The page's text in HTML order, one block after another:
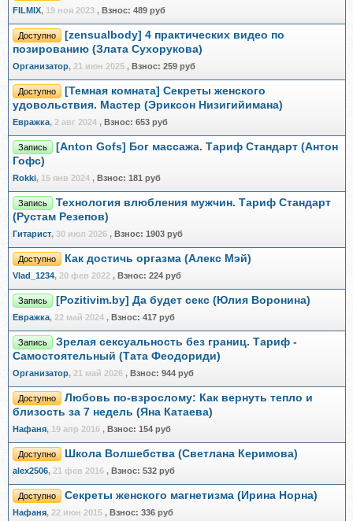
FILMIX, 19 ноя 2023 , Взнос: 489 руб
Доступно
[zensualbody] 4 практических видео по
позированию (Злата Сухорукова)
Организатор, 21 июн 2025 , Взнос: 259 руб
Доступно
[Темная комната] Секреты женского
удовольствия. Мастер (Эриксон Низигийимана)
Евражкa, 2 авг 2024 , Взнос: 653 руб
Запись
[Anton Gofs] Бог массажа. Тариф Стандарт (Антон
Гофс)
Rokki, 15 янв 2024 , Взнос: 181 руб
Запись
Технология влюбления мужчин. Тариф Стандарт
(Рустам Резепов)
Гитарист, 30 июл 2026 , Взнос: 1903 руб
Доступно Как достичь оргазма (Алекс Мэй)
Vlad_1234, 20 фев 2022 , Взнос: 224 руб
Запись [Pozitivim.by] Да будет секс (Юлия Воронина)
Евражкa, 22 май 2024 , Взнос: 417 руб
Запись
Зрелая сексуальность без границ. Тариф -
Самостоятельный (Тата Феодориди)
Организатор, 21 май 2026 , Взнос: 944 руб
Доступно
Любовь по-взрослому: Как вернуть тепло и
близость за 7 недель (Яна Катаева)
Нафаня, 19 апр 2016 , Взнос: 154 руб
Доступно Школа Волшебства (Светлана Керимова)
alex2506, 21 фев 2016 , Взнос: 532 руб
Доступно Секреты женского магнетизма (Ирина Норна)
Нафаня, 22 июн 2015 , Взнос: 336 руб